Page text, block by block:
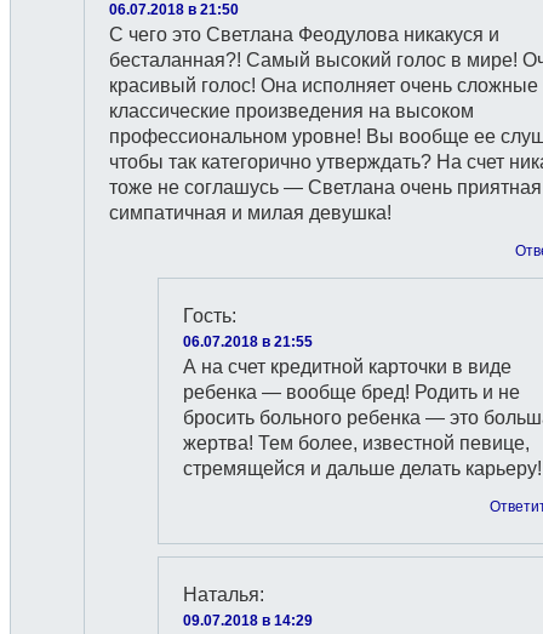
06.07.2018 в 21:50
С чего это Светлана Феодулова никакуся и
бесталанная?! Самый высокий голос в мире!
красивый голос! Она исполняет очень сложные
классические произведения на высоком
профессиональном уровне! Вы вообще ее
чтобы так категорично утверждать? На счет
тоже не соглашусь — Светлана очень
симпатичная и милая девушка!
Гость:
06.07.2018 в 21:55
А на счет кредитной карточки в виде
ребенка — вообще бред! Родить и не
бросить больного ребенка — это
жертва! Тем более, известной певице,
стремящейся и дальше делать карьеру!
Наталья:
09.07.2018 в 14:29